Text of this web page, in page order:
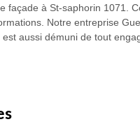
façade à St-saphorin 1071.
Notre entreprise
aussi démuni de tout